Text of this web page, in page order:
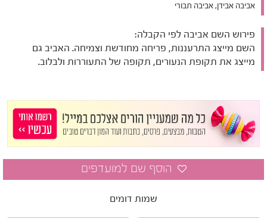
אביבה אבידן, אביבה תבורי
פירוש השם אביבה לפי הקבלה:
השם מייצג התרעננות, פריחה מחודשת וצמיחה. האביב גם
מייצג את תקופת הנעורים, תקופה של התעוררות ולבלוב.
שמות דומים